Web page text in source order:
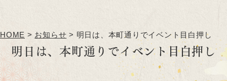
その他（線香・蝋燭など）
パーソナル仏壇
HOME > お知らせ > 明日は、本町通りでイベント目白押し
明日は、本町通りでイベント目白押し